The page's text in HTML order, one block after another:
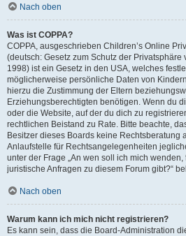
Nach oben
Was ist COPPA?
COPPA, ausgeschrieben Children’s Online
(deutsch: Gesetz zum Schutz der Privatsphäre
1998) ist ein Gesetz in den USA, welches
möglicherweise persönliche Daten von
hierzu die Zustimmung der Eltern
Erziehungsberechtigten benötigen. Wenn du
oder die Website, auf der du dich zu
rechtlichen Beistand zu Rate. Bitte beachte,
Besitzer dieses Boards keine Rechtsberatung
Anlaufstelle für Rechtsangelegenheiten
unter der Frage „An wen soll ich mich
juristische Anfragen zu diesem Forum gibt?“
Nach oben
Warum kann ich mich nicht registrieren?
Es kann sein, dass die Board-Administration